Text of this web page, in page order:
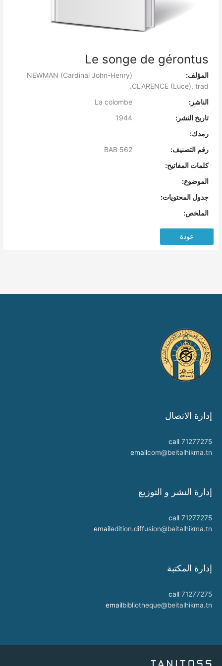
Le songe de gérontus
المؤلف:
NEWMAN (Cardinal John-Henry)
CLARENCE (Luce), trad.
الناشر:
La colombe
تاريخ النشر:
رمدك:
رقم التصنيف:
BAB 562
كلمات المفاتيح:
الموضوع:
جدول المحتويات:
الملخص:
عودة
إدارة الاتصال
call 71277275
emailcom@beitalhikma.tn
إدارة النشر و التوزيع
call 71277275
emailedition.diffusion@beitalhikma.tn
إدارة المكتبة
call 71277275
emailbibliotheque@beitalhikma.tn